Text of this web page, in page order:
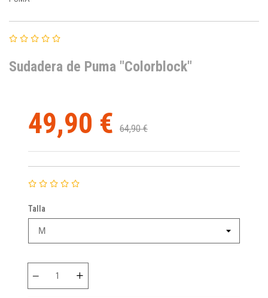
Sudadera de Puma "Colorblock"
49,90 € 64,90 €
Talla